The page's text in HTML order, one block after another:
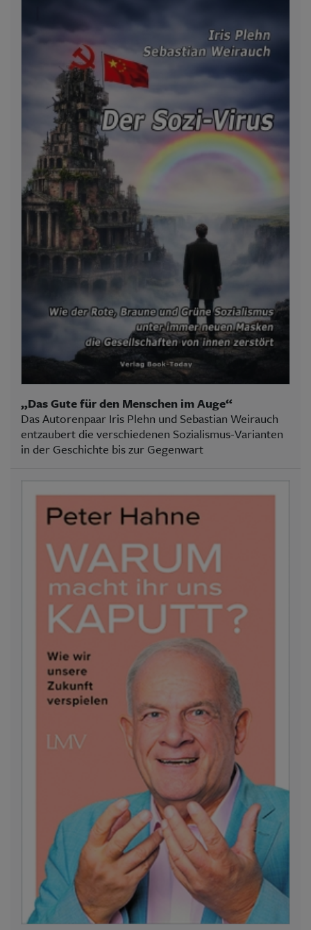
„Das Gute für den Menschen im Auge“
Das Autorenpaar Iris Plehn und Sebastian Weirauch
entzaubert die verschiedenen Sozialismus-Varianten
in der Geschichte bis zur Gegenwart